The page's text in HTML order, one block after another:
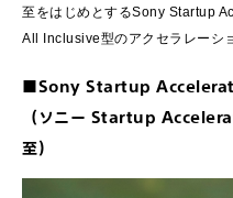
至をはじめとするSony Startup
All Inclusive型のアクセラレーシ
■Sony Startup
（ソニー Startup
至）